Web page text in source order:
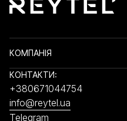
КОМПАНІЯ
КОНТАКТИ:
+380671044754
info@reytel.ua
Telegram